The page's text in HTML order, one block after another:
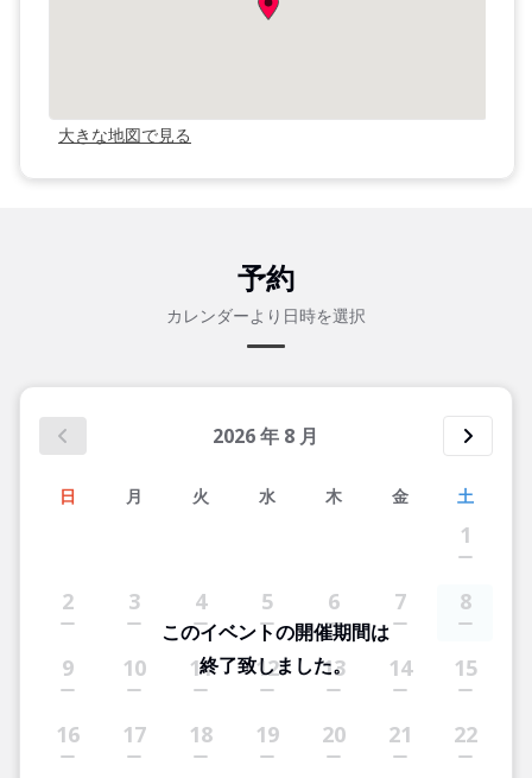
大きな地図で見る
予約
カレンダーより日時を選択
2026年 8 月
日 月 火 水 木 金 土
1
2 3 4 5 6 7 8
9 10 11 12 13 14 15
16 17 18 19 20 21 22
このイベントの開催期間は
終了致しました。